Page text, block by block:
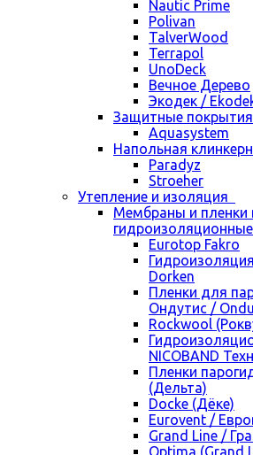
Nautic Prime
Polivan
TalverWood
Terrapol
UnoDeck
Вечное Дерево
Экодек /
Защитные
Aquasystem
Напольная
Paradyz
Stroeher
Утепление и изоляция
Мембраны и пленки
гидроизоляционные
Eurotop Fakro
Dorken
Пленки для
Ондутис /
Rockwool
NICOBAND
Пленки
(Дельта)
Docke (Дёке)
Eurovent /
Grand Line /
Optima (Grand